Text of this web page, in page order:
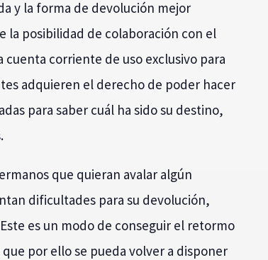
y la forma de devolución mejor
la posibilidad de colaboración con el
corriente de uso exclusivo para
adquieren el derecho de poder hacer
para saber cuál ha sido su destino,
que quieran avalar algún
dificultades para su devolución,
es un modo de conseguir el retormo
por ello se pueda volver a disponer